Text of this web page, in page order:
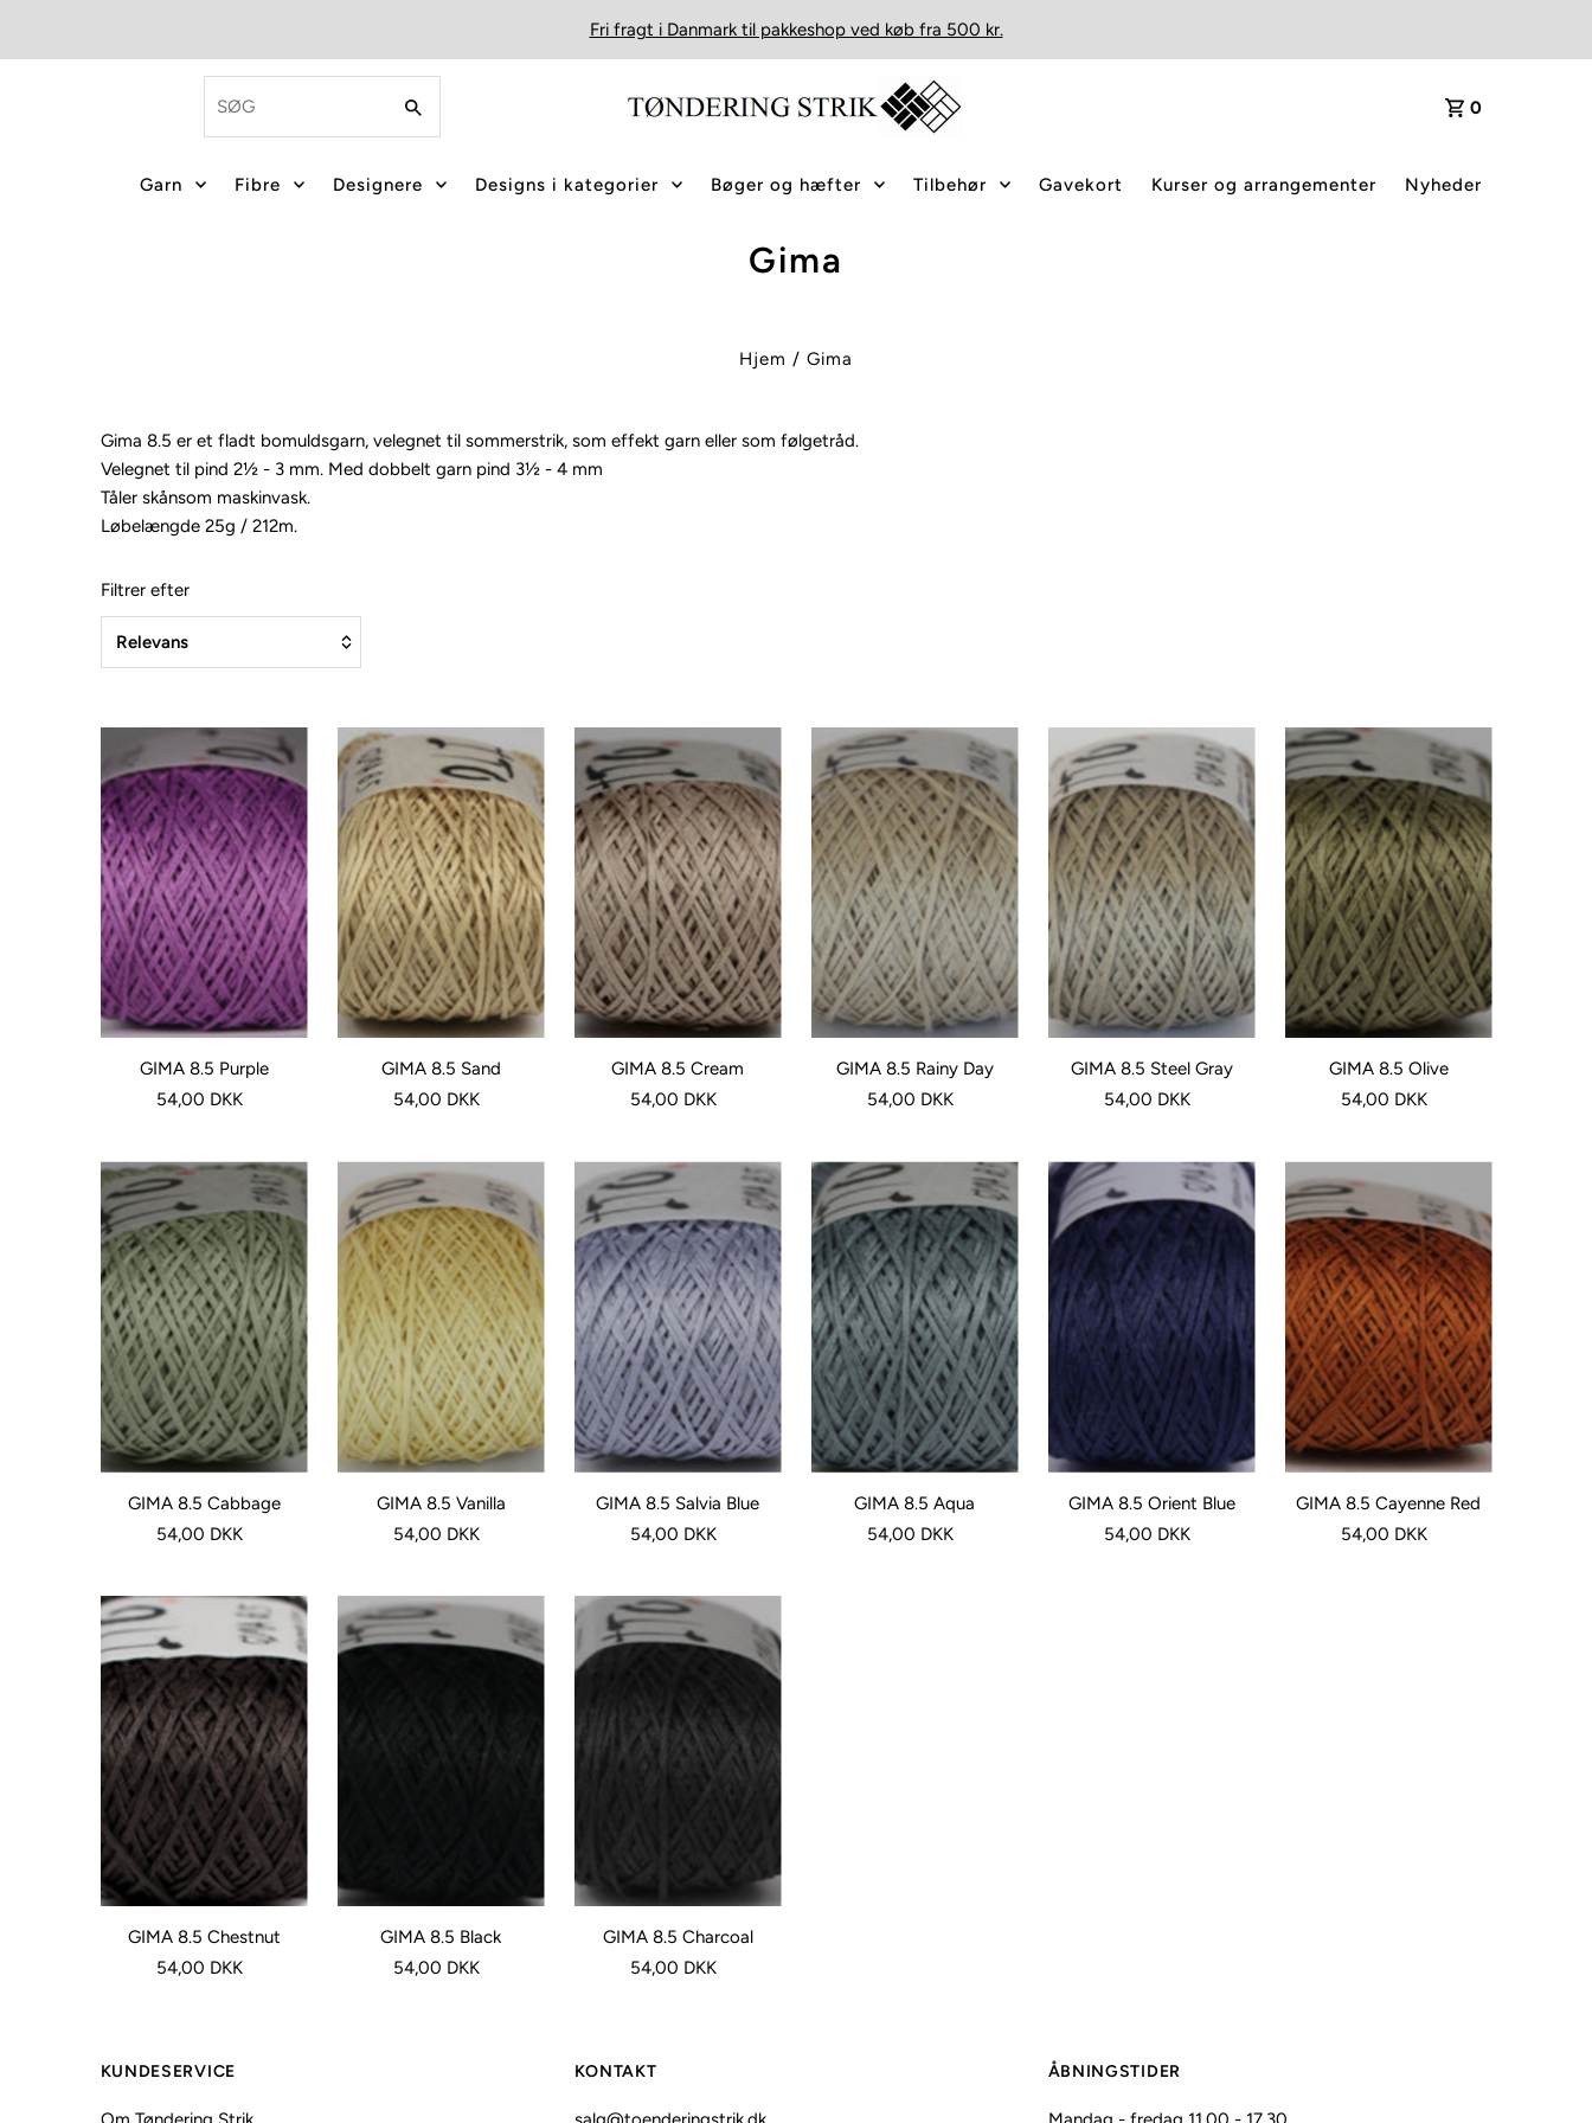
Fri fragt i Danmark til pakkeshop ved køb fra 500 kr.
0
Garn Fibre Designere Designs i kategorier Bøger og hæfter Tilbehør Gavekort Kurser og arrangementer Nyheder
Gima
Hjem / Gima
Gima 8.5 er et fladt bomuldsgarn, velegnet til sommerstrik, som effekt garn eller som følgetråd.
Velegnet til pind 2½ - 3 mm. Med dobbelt garn pind 3½ - 4 mm
Tåler skånsom maskinvask.
Løbelængde 25g / 212m.
Filtrer efter
Mest relevante
Bestsellere
Alfabetisk, A-Å
Alfabetisk, Å-A
Pris, lav til høj
Pris, høj til lav
Dato, ældre til nyere
Dato, nyere til ældre
GIMA 8.5 Purple
54,00 DKK
GIMA 8.5 Sand
54,00 DKK
GIMA 8.5 Cream
54,00 DKK
GIMA 8.5 Rainy Day
54,00 DKK
GIMA 8.5 Steel Gray
54,00 DKK
GIMA 8.5 Olive
54,00 DKK
GIMA 8.5 Cabbage
54,00 DKK
GIMA 8.5 Vanilla
54,00 DKK
GIMA 8.5 Salvia Blue
54,00 DKK
GIMA 8.5 Aqua
54,00 DKK
GIMA 8.5 Orient Blue
54,00 DKK
GIMA 8.5 Cayenne Red
54,00 DKK
GIMA 8.5 Chestnut
54,00 DKK
GIMA 8.5 Black
54,00 DKK
GIMA 8.5 Charcoal
54,00 DKK
KUNDESERVICE KONTAKT ÅBNINGSTIDER